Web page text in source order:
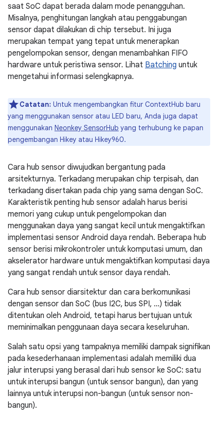
saat SoC dapat berada dalam mode penangguhan.
Misalnya, penghitungan langkah atau penggabungan
sensor dapat dilakukan di chip tersebut. Ini juga
merupakan tempat yang tepat untuk menerapkan
pengelompokan sensor, dengan menambahkan FIFO
hardware untuk peristiwa sensor. Lihat Batching untuk
mengetahui informasi selengkapnya.
Catatan: Untuk mengembangkan fitur ContextHub baru
yang menggunakan sensor atau LED baru, Anda juga dapat
menggunakan Neonkey SensorHub yang terhubung ke papan
pengembangan Hikey atau Hikey960.
Cara hub sensor diwujudkan bergantung pada
arsitekturnya. Terkadang merupakan chip terpisah, dan
terkadang disertakan pada chip yang sama dengan SoC.
Karakteristik penting hub sensor adalah harus berisi
memori yang cukup untuk pengelompokan dan
menggunakan daya yang sangat kecil untuk mengaktifkan
implementasi sensor Android daya rendah. Beberapa hub
sensor berisi mikrokontroler untuk komputasi umum, dan
akselerator hardware untuk mengaktifkan komputasi daya
yang sangat rendah untuk sensor daya rendah.
Cara hub sensor diarsitektur dan cara berkomunikasi
dengan sensor dan SoC (bus I2C, bus SPI, …) tidak
ditentukan oleh Android, tetapi harus bertujuan untuk
meminimalkan penggunaan daya secara keseluruhan.
Salah satu opsi yang tampaknya memiliki dampak signifikan
pada kesederhanaan implementasi adalah memiliki dua
jalur interupsi yang berasal dari hub sensor ke SoC: satu
untuk interupsi bangun (untuk sensor bangun), dan yang
lainnya untuk interupsi non-bangun (untuk sensor non-
bangun).